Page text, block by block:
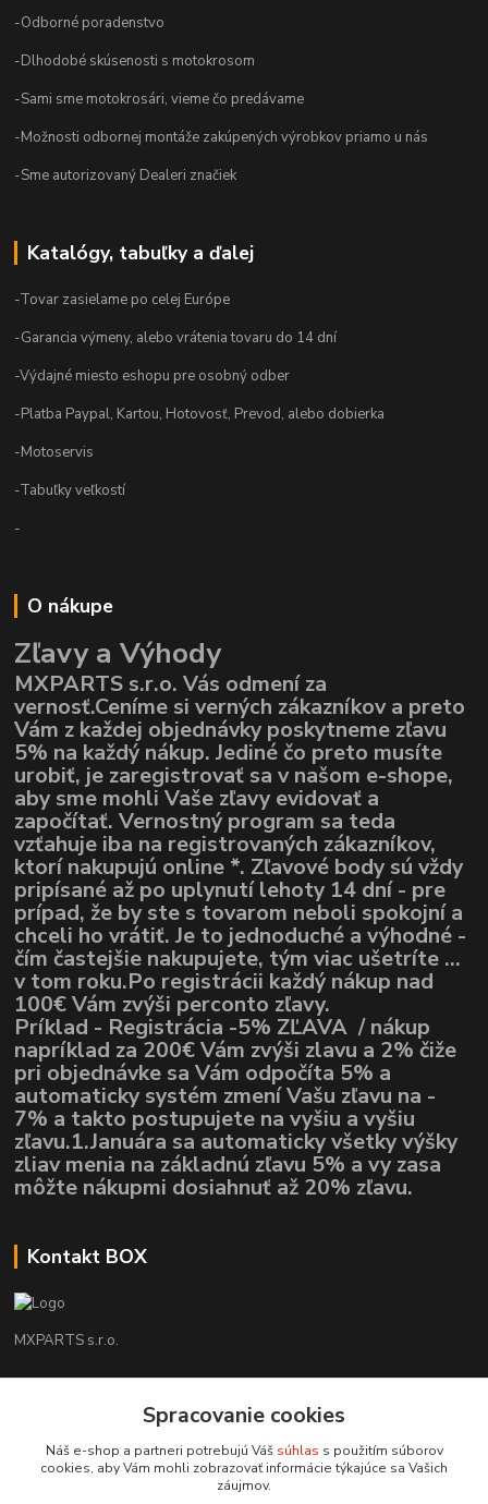
-Odborné poradenstvo
-Dlhodobé skúsenosti s motokrosom
-Sami sme motokrosári, vieme čo predávame
-Možnosti odbornej montáže zakúpených výrobkov priamo u nás
-Sme autorizovaný Dealeri značiek
Katalógy, tabuľky a ďalej
-Tovar zasielame po celej Európe
-Garancia výmeny, alebo vrátenia tovaru do 14 dní
-Výdajné miesto eshopu pre osobný odber
-Platba Paypal, Kartou, Hotovosť, Prevod, alebo dobierka
-Motoservis
-Tabuľky veľkostí
-
O nákupe
Zľavy a Výhody
MXPARTS s.r.o. Vás odmení za
vernosť.Ceníme si verných zákazníkov a preto
Vám z každej objednávky poskytneme zľavu
5% na každý nákup. Jediné čo preto musíte
urobiť, je zaregistrovať sa v našom e-shope,
aby sme mohli Vaše zľavy evidovať a
započítať. Vernostný program sa teda
vzťahuje iba na registrovaných zákazníkov,
ktorí nakupujú online *. Zľavové body sú vždy
pripísané až po uplynutí lehoty 14 dní - pre
prípad, že by ste s tovarom neboli spokojní a
chceli ho vrátiť. Je to jednoduché a výhodné -
čím častejšie nakupujete, tým viac ušetríte ...
v tom roku.Po registrácii každý nákup nad
100€ Vám zvýši perconto zľavy.
Príklad - Registrácia -5% ZĽAVA / nákup
napríklad za 200€ Vám zvýši zlavu a 2% čiže
pri objednávke sa Vám odpočíta 5% a
automaticky systém zmení Vašu zľavu na -
7% a takto postupujete na vyšiu a vyšiu
zľavu.1.Januára sa automaticky všetky výšky
zliav menia na základnú zľavu 5% a vy zasa
môžte nákupmi dosiahnuť až 20% zľavu.
Kontakt BOX
MXPARTS s.r.o.
+421948260186
motokrossk@gmail.com
Spracovanie cookies
Náš e-shop a partneri potrebujú Váš súhlas s použitím súborov
cookies, aby Vám mohli zobrazovať informácie týkajúce sa Vašich
záujmov.